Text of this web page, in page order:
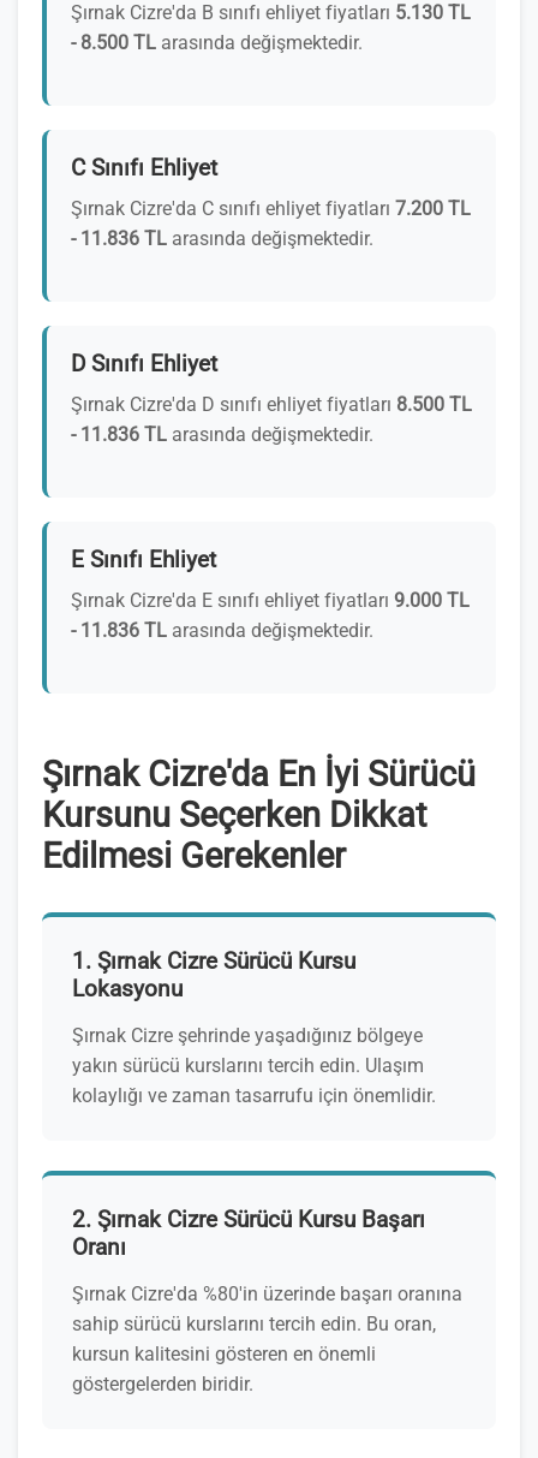
Şırnak Cizre'da B sınıfı ehliyet fiyatları 5.130 TL
- 8.500 TL arasında değişmektedir.
C Sınıfı Ehliyet
Şırnak Cizre'da C sınıfı ehliyet fiyatları 7.200 TL
- 11.836 TL arasında değişmektedir.
D Sınıfı Ehliyet
Şırnak Cizre'da D sınıfı ehliyet fiyatları 8.500 TL
- 11.836 TL arasında değişmektedir.
E Sınıfı Ehliyet
Şırnak Cizre'da E sınıfı ehliyet fiyatları 9.000 TL
- 11.836 TL arasında değişmektedir.
Şırnak Cizre'da En İyi Sürücü
Kursunu Seçerken Dikkat
Edilmesi Gerekenler
1. Şırnak Cizre Sürücü Kursu
Lokasyonu
Şırnak Cizre şehrinde yaşadığınız bölgeye
yakın sürücü kurslarını tercih edin. Ulaşım
kolaylığı ve zaman tasarrufu için önemlidir.
2. Şırnak Cizre Sürücü Kursu Başarı
Oranı
Şırnak Cizre'da %80'in üzerinde başarı oranına
sahip sürücü kurslarını tercih edin. Bu oran,
kursun kalitesini gösteren en önemli
göstergelerden biridir.